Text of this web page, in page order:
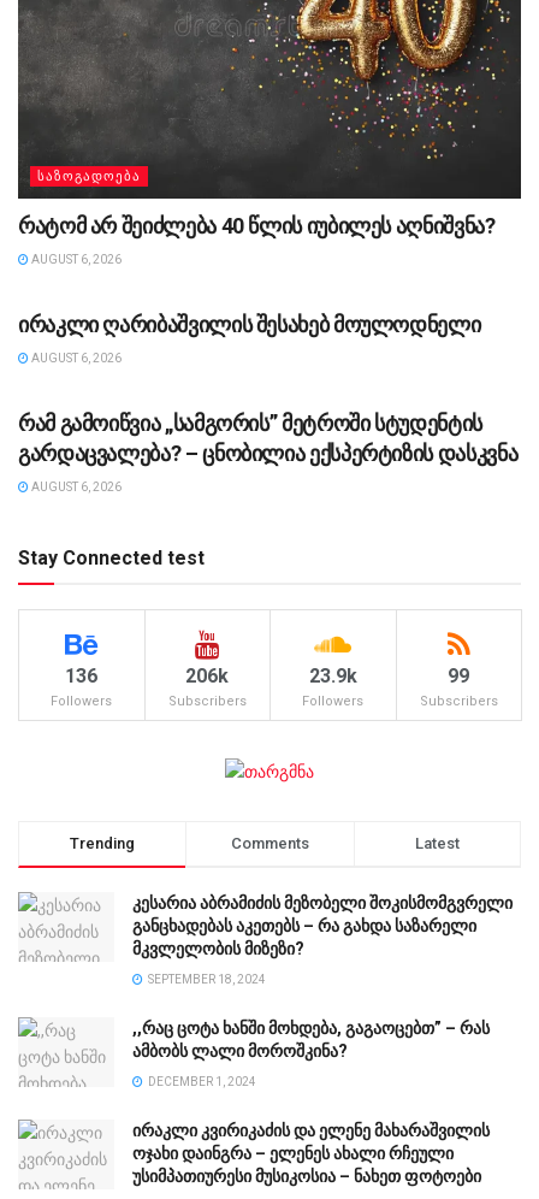
ᲡᲐᲖᲝᲒᲐᲓᲝᲔᲑᲐ
რატომ არ შეიძლება 40 წლის იუბილეს აღნიშვნა?
AUGUST 6, 2026
ირაკლი ღარიბაშვილის შესახებ მოულოდნელი
AUGUST 6, 2026
რამ გამოიწვია „სამგორის” მეტროში სტუდენტის
გარდაცვალება? – ცნობილია ექსპერტიზის დასკვნა
AUGUST 6, 2026
Stay Connected test
136
Followers
206k
Subscribers
23.9k
Followers
99
Subscribers
Trending Comments Latest
კესარია აბრამიძის მეზობელი შოკისმომგვრელი
განცხადებას აკეთებს – რა გახდა საზარელი
მკვლელობის მიზეზი?
SEPTEMBER 18, 2024
,,რაც ცოტა ხანში მოხდება, გაგაოცებთ” – რას
ამბობს ლალი მოროშკინა?
DECEMBER 1, 2024
ირაკლი კვირიკაძის და ელენე მახარაშვილის
ოჯახი დაინგრა – ელენეს ახალი რჩეული
უსიმპათიურესი მუსიკოსია – ნახეთ ფოტოები